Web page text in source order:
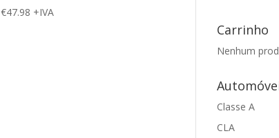
€47.98 +IVA
Carrinho
Nenhum
Classe A
CLA